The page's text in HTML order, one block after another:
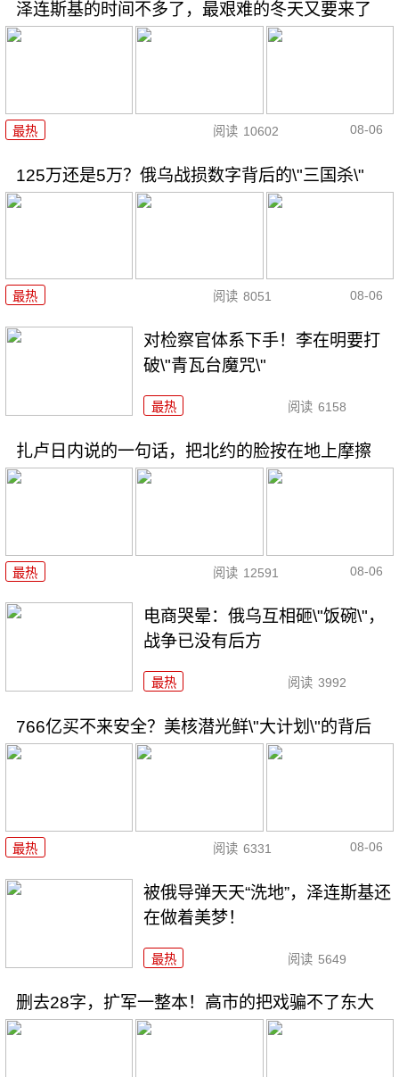
泽连斯基的时间不多了，最艰难的冬天又要来了
最热 阅读 10602 08-06
125万还是5万？俄乌战损数字背后的\"三国杀\"
最热 阅读 8051 08-06
对检察官体系下手！李在明要打
破\"青瓦台魔咒\"
最热 阅读 6158
扎卢日内说的一句话，把北约的脸按在地上摩擦
最热 阅读 12591 08-06
电商哭晕：俄乌互相砸\"饭碗\"，
战争已没有后方
最热 阅读 3992
766亿买不来安全？美核潜光鲜\"大计划\"的背后
最热 阅读 6331 08-06
被俄导弹天天“洗地”，泽连斯基还
在做着美梦！
最热 阅读 5649
删去28字，扩军一整本！高市的把戏骗不了东大